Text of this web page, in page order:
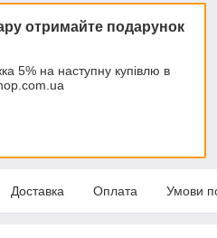
отримайте подарунок
5% на наступну купівлю в
Доставка Оплата Умови